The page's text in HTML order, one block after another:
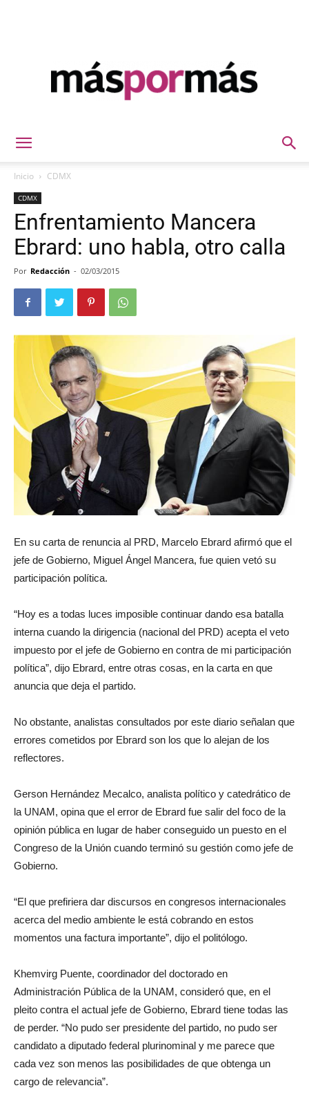
Inicio CDMX
CDMX
Enfrentamiento Mancera
Ebrard: uno habla, otro calla
Por Redacción - 02/03/2015
En su carta de renuncia al PRD, Marcelo Ebrard afirmó que el
jefe de Gobierno, Miguel Ángel Mancera, fue quien vetó su
participación política.
“Hoy es a todas luces imposible continuar dando esa batalla
interna cuando la dirigencia (nacional del PRD) acepta el veto
impuesto por el jefe de Gobierno en contra de mi participación
política”, dijo Ebrard, entre otras cosas, en la carta en que
anuncia que deja el partido.
No obstante, analistas consultados por este diario señalan que
errores cometidos por Ebrard son los que lo alejan de los
reflectores.
Gerson Hernández Mecalco, analista político y catedrático de
la UNAM, opina que el error de Ebrard fue salir del foco de la
opinión pública en lugar de haber conseguido un puesto en el
Congreso de la Unión cuando terminó su gestión como jefe de
Gobierno.
“El que prefiriera dar discursos en congresos internacionales
acerca del medio ambiente le está cobrando en estos
momentos una factura importante”, dijo el politólogo.
Khemvirg Puente, coordinador del doctorado en
Administración Pública de la UNAM, consideró que, en el
pleito contra el actual jefe de Gobierno, Ebrard tiene todas las
de perder. “No pudo ser presidente del partido, no pudo ser
candidato a diputado federal plurinominal y me parece que
cada vez son menos las posibilidades de que obtenga un
cargo de relevancia”.